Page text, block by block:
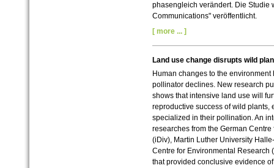
phasengleich verändert. Die Studie
Communications" veröffentlicht.
[ more ... ]
Land use change disrupts wild
Human changes to the
pollinator declines. New research
shows that intensive land use will
reproductive success of wild plants,
specialized in their pollination. An
researches from the German
(iDiv), Martin Luther University
Centre for Environmental Research
that provided conclusive evidence